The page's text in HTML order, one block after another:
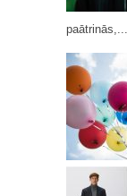
paātrinās,...